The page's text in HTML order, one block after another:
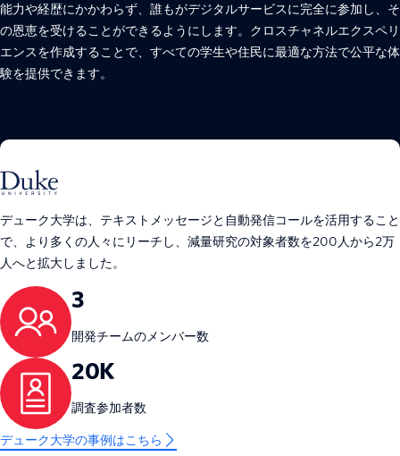
能力や経歴にかかわらず、誰もがデジタルサービスに完全に参加し、そ
の恩恵を受けることができるようにします。クロスチャネルエクスペリ
エンスを作成することで、すべての学生や住民に最適な方法で公平な体
験を提供できます。
デューク大学は、テキストメッセージと自動発信コールを活用すること
で、より多くの人々にリーチし、減量研究の対象者数を200人から2万
人へと拡大しました。
3
開発チームのメンバー数
20K
調査参加者数
デューク大学の事例はこちら